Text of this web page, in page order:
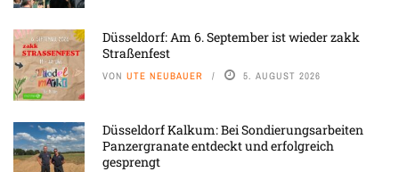
Düsseldorf: Am 6. September ist wieder zakk
Straßenfest
VON UTE NEUBAUER 5. AUGUST 2026
Düsseldorf Kalkum: Bei Sondierungsarbeiten
Panzergranate entdeckt und erfolgreich
gesprengt